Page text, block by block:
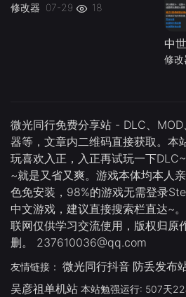
修改器 07-29 18
修改
微光同行免费分享站 - DLC、
器等，文章内二维码直接获取。本
玩喜欢入正，入正再试玩一下
~就是又省又爽。游戏本体均本人
色免安装，98%的游戏无需登录
中文游戏，建议直接搜索栏直达~
联网仅供学习交流使用，版权归原
删。 237610036@qq.com
友情链接： 微光同行抖音 防丢发布
吴彦祖单机站 本站勉强运行: 507天